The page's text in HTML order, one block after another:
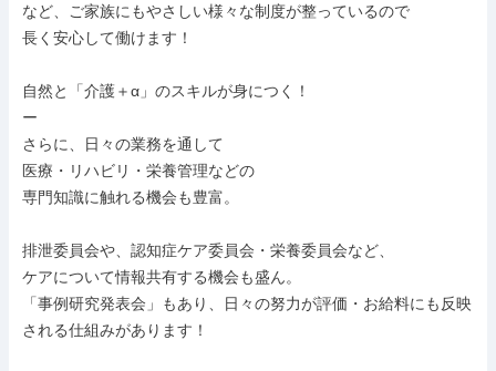
など、ご家族にもやさしい様々な制度が整っているので
長く安心して働けます！
自然と「介護＋α」のスキルが身につく！
ー
さらに、日々の業務を通して
医療・リハビリ・栄養管理などの
専門知識に触れる機会も豊富。
排泄委員会や、認知症ケア委員会・栄養委員会など、
ケアについて情報共有する機会も盛ん。
「事例研究発表会」もあり、日々の努力が評価・お給料にも反映
される仕組みがあります！